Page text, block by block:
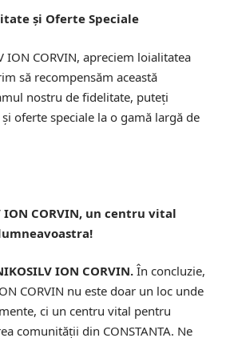
și Oferte Speciale
ION CORVIN, apreciem loialitatea
să recompensăm această
nostru de fidelitate, puteți
oferte speciale la o gamă largă de
ION CORVIN, un centru vital
ION CORVIN. În concluzie,
CORVIN nu este doar un loc unde
ci un centru vital pentru
comunității din CONSTANTA. Ne